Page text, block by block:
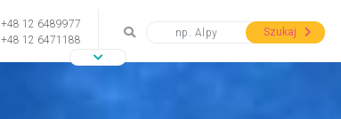
+48 12 6489977
+48 12 6471188
Szukaj